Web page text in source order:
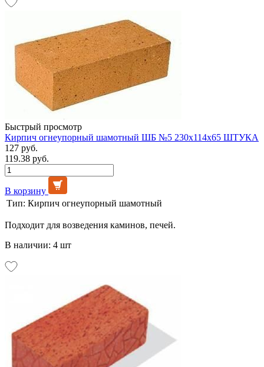
Быстрый просмотр
Кирпич огнеупорный шамотный ШБ №5 230х114х65 ШТУКА
127 руб.
119.38 руб.
В корзину
Тип: Кирпич огнеупорный шамотный
Подходит для возведения каминов, печей.
В наличии: 4 шт